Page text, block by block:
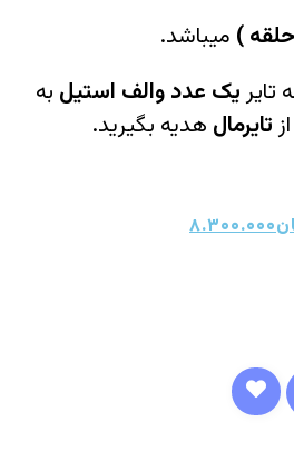
) میباشد.
تایریک عدد والف استیل به
ازتایرمال هدیه بگیرید.
۸.۳۰۰.۰۰۰